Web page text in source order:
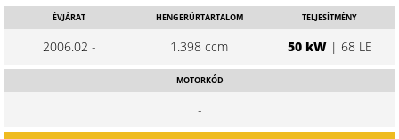
ÉVJÁRAT
2006.02 -
HENGERŰRTARTALOM
1.398 ccm
TELJESÍTMÉNY
50 kW| 68 LE
MOTORKÓD
-